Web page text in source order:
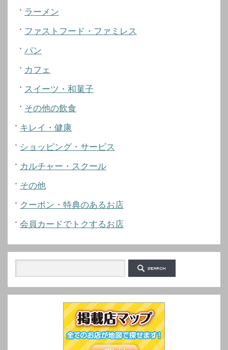
ラーメン
ファストフード・ファミレス
パン
カフェ
スイーツ・和菓子
その他の飲食
キレイ・健康
ショッピング・サービス
カルチャー・スクール
その他
クーポン・特典のあるお店
会員カードでトクするお店